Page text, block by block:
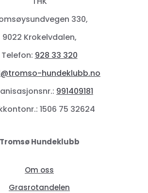
330,
9022 Krokelvdalen,
Telefon: 928 33 320
hundeklubb.no
991409181
1506 75 32624
Tromsø Hundeklubb
Om oss
Grasrotandelen